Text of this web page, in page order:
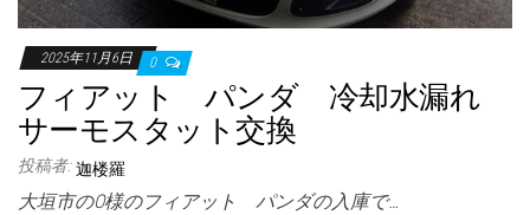
2025年11月6日 0
フィアット パンダ 冷却水漏れ
サーモスタット交換
投稿者: 迦楼羅
大垣市のO様のフィアット パンダの入庫で…